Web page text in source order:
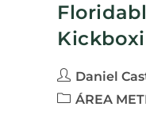
Daniel
ÁREA